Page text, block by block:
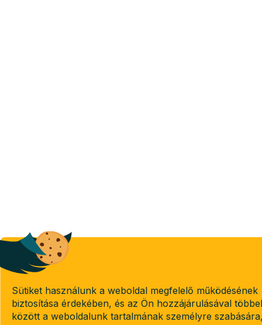
Sütiket használunk a weboldal megfelelő működésének
biztosítása érdekében, és az Ön hozzájárulásával
között a weboldalunk tartalmának személyre